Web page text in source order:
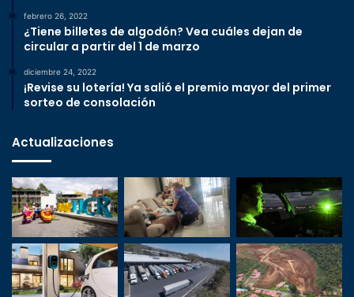
febrero 26, 2022
¿Tiene billetes de algodón? Vea cuáles dejan de
circular a partir del 1 de marzo
diciembre 24, 2022
¡Revise su lotería! Ya salió el premio mayor del primer
sorteo de consolación
Actualizaciones